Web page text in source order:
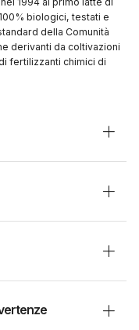
biologici, testati e
della Comunità
derivanti da coltivazioni
fertilizzanti chimici di